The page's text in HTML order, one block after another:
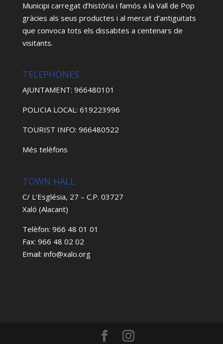
Municipi carregat d’història i famós a la Vall de Pop
gràcies als seus productes i al mercat d’antiguitats
que convoca tots els dissabtes a centenars de
visitants.
TELEPHONES
AJUNTAMENT: 966480101
POLICIA LOCAL: 619223996
TOURIST INFO: 966480522
Més telèfons
TOWN HALL
C/ L’Església, 27 – C.P. 03727
Xaló (Alacant)
Telèfon: 966 48 01 01
Fax: 966 48 02 02
Email: info@xalo.org